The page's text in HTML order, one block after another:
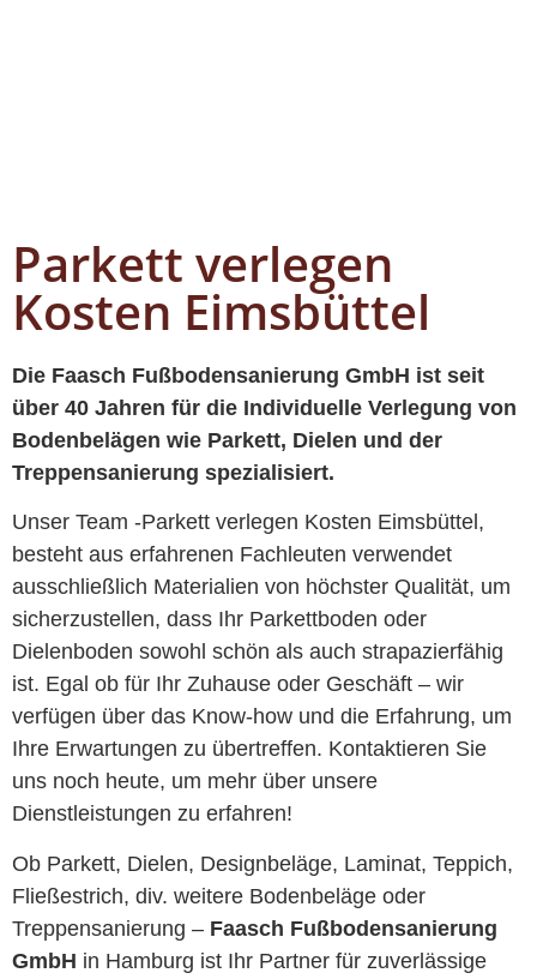
Parkett verlegen
Kosten Eimsbüttel
Die Faasch Fußbodensanierung GmbH ist seit
über 40 Jahren für die Individuelle Verlegung von
Bodenbelägen wie Parkett, Dielen und der
Treppensanierung spezialisiert.
Unser Team -Parkett verlegen Kosten Eimsbüttel,
besteht aus erfahrenen Fachleuten verwendet
ausschließlich Materialien von höchster Qualität, um
sicherzustellen, dass Ihr Parkettboden oder
Dielenboden sowohl schön als auch strapazierfähig
ist. Egal ob für Ihr Zuhause oder Geschäft – wir
verfügen über das Know-how und die Erfahrung, um
Ihre Erwartungen zu übertreffen. Kontaktieren Sie
uns noch heute, um mehr über unsere
Dienstleistungen zu erfahren!
Ob Parkett, Dielen, Designbeläge, Laminat, Teppich,
Fließestrich, div. weitere Bodenbeläge oder
Treppensanierung – Faasch Fußbodensanierung
GmbH in Hamburg ist Ihr Partner für zuverlässige